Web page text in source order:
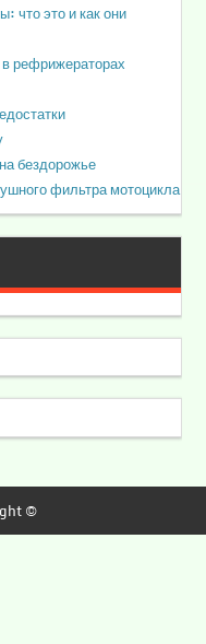
что это и как они
рефрижераторах
бездорожье
фильтра мотоцикла
©